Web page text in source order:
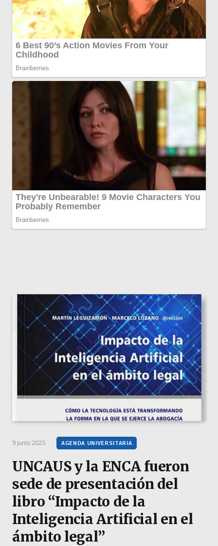
9 junio 2025 AGENDA UNIVERSITARIA
UNCAUS y la ENCA fueron
sede de presentación del
libro “Impacto de la
Inteligencia Artificial en el
ámbito legal”